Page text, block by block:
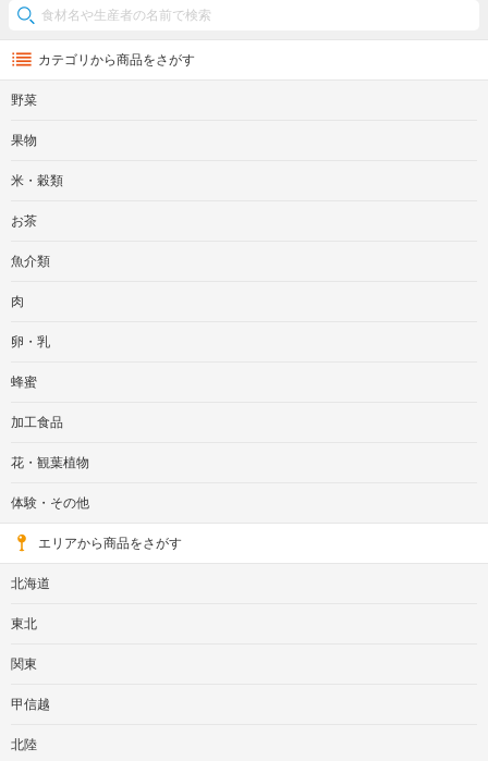
カテゴリから商品をさがす
野菜
果物
米・穀類
お茶
魚介類
肉
卵・乳
蜂蜜
加工食品
花・観葉植物
体験・その他
エリアから商品をさがす
北海道
東北
関東
甲信越
北陸